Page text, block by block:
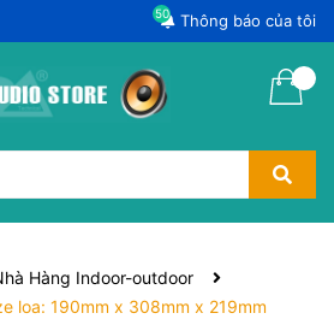
Thông báo của tôi
50
Hàng Indoor-outdoor
loa: 190mm x 308mm x 219mm